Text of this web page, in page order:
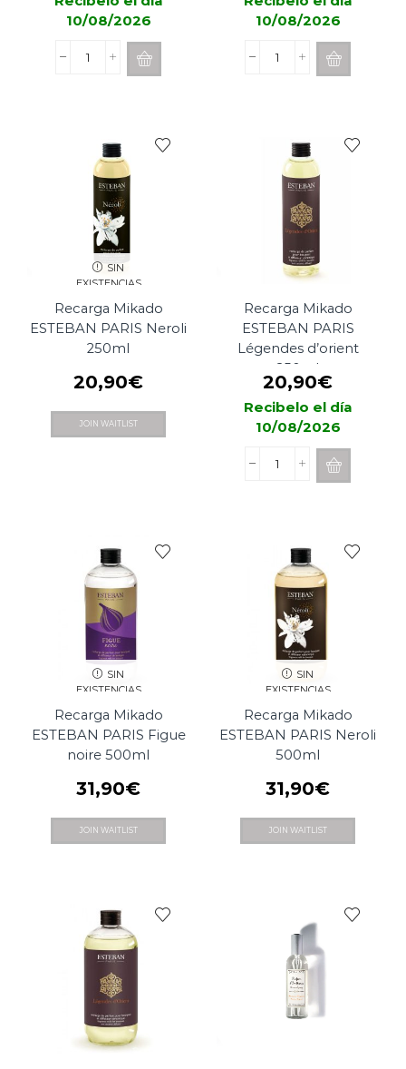
10/08/2026
Recarga
Mikado
Tonka
250ml
cantidad
10/08/2026
Recarga
Mikado
Tonka
500ml
cantidad
SIN
EXISTENCIAS
Recarga Mikado
ESTEBAN PARIS Neroli
250ml
20,90€
JOIN WAITLIST
Recarga Mikado
ESTEBAN PARIS
Légendes d’orient
250ml
20,90€
Recibelo el día
10/08/2026
Recarga
Mikado
d'orient
250ml
cantidad
SIN
EXISTENCIAS
Recarga Mikado
ESTEBAN PARIS Figue
noire 500ml
31,90€
JOIN WAITLIST
SIN
EXISTENCIAS
Recarga Mikado
ESTEBAN PARIS Neroli
500ml
31,90€
JOIN WAITLIST